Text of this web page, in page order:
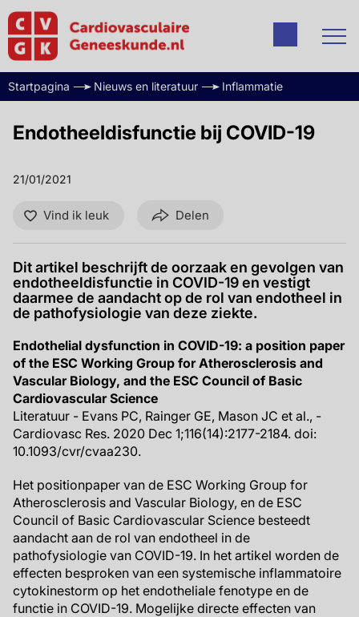
Startpagina Nieuws en literatuur Inflammatie
Endotheeldisfunctie bij COVID-19
21/01/2021
Vind ik leuk Delen
Dit artikel beschrijft de oorzaak en gevolgen van
endotheeldisfunctie in COVID-19 en vestigt
daarmee de aandacht op de rol van endotheel in
de pathofysiologie van deze ziekte.
Endothelial dysfunction in COVID-19: a position paper
of the ESC Working Group for Atherosclerosis and
Vascular Biology, and the ESC Council of Basic
Cardiovascular Science
Literatuur - Evans PC, Rainger GE, Mason JC et al., -
Cardiovasc Res. 2020 Dec 1;116(14):2177-2184. doi:
10.1093/cvr/cvaa230.
Het positionpaper van de ESC Working Group for
Atherosclerosis and Vascular Biology, en de ESC
Council of Basic Cardiovascular Science besteedt
aandacht aan de rol van endotheel in de
pathofysiologie van COVID-19. In het artikel worden de
effecten besproken van een systemische inflammatoire
cytokinestorm op het endotheliale fenotype en de
functie in COVID-19. Mogelijke directe effecten van